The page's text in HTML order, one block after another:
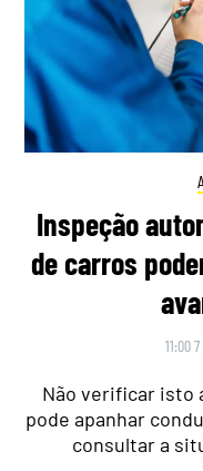
Inspeção
de carros
11:00
Não verificar isto
pode apanhar
consultar a